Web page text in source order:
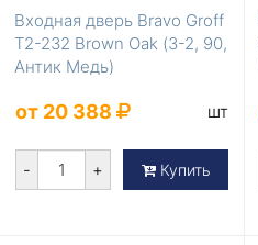
Входная дверь Bravo Groff
T2-232 Brown Oak (З-2, 90,
Антик Медь)
от 20 388 шт
- + Купить